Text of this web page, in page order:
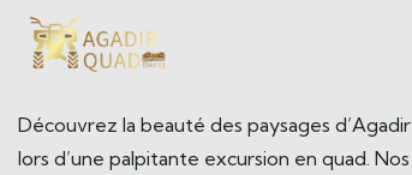
Découvrez la beauté des paysages d’Agadir
lors d’une palpitante excursion en quad. Nos